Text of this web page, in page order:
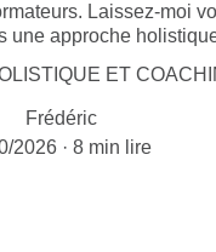
Laissez-moi
approche
ET
Frédéric
2026
8 min lire